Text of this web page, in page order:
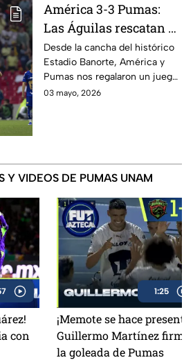
América 3-3 Pumas:
Las Águilas rescatan el
empate ante
Universidad Nacional
en el Clásico Capitalino
de Ida de los Cuartos de
Desde la cancha del histórico
Estadio Banorte, América y
Pumas nos regalaron un juego
lleno de emociones, y dejaron
03 mayo, 2026
Y VIDEOS DE PUMAS UNAM
con
1:25
¡Memote se hace presente!
Guillermo Martínez firma
la goleada de Pumas